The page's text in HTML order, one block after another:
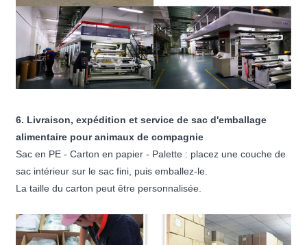
6. Livraison, expédition et service de sac d'emballage
alimentaire pour animaux de compagnie
Sac en PE - Carton en papier - Palette : placez une couche de
sac intérieur sur le sac fini, puis emballez-le.
La taille du carton peut être personnalisée.